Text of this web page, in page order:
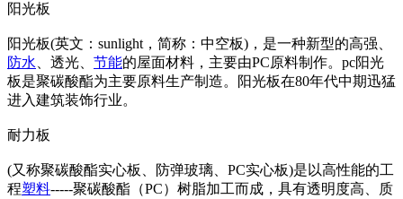
阳光板
阳光板(英文：sunlight，简称：中空板)，是一种新型的高强、
防水 、透光、 节能的屋面材料，主要由PC原料制作。pc阳光
板是聚碳酸酯为主要原料生产制造。阳光板在80年代中期迅猛
进入建筑装饰行业。
耐力板
(又称聚碳酸酯实心板、防弹玻璃、PC实心板)是以高性能的工
程塑料-----聚碳酸酯（PC）树脂加工而成，具有透明度高、质